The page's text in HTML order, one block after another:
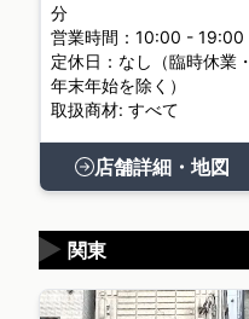
分
営業時間：10:00 - 19:00
定休日：なし（臨時休業・
年末年始を除く）
取扱商材: すべて
店舗詳細・地図
関東
▶